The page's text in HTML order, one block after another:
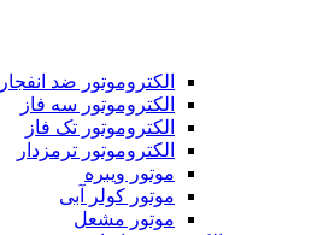
الکتروموتور ضد انفجار
الکتروموتور سه فاز
الکتروموتور تک فاز
الکتروموتور ترمزدار
موتور ویبره
موتور کولر آبی
موتور مشعل